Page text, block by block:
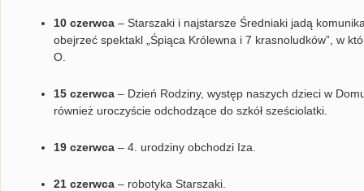
10 czerwca – Starszaki i najstarsze Średniaki jadą
obejrzeć spektakl „Śpiąca Królewna i 7 krasnoludków”, w
O.
15 czerwca – Dzień Rodziny, występ naszych dzieci w
również uroczyście odchodzące do szkół sześciolatki.
19 czerwca – 4. urodziny obchodzi Iza.
21 czerwca – robotyka Starszaki.